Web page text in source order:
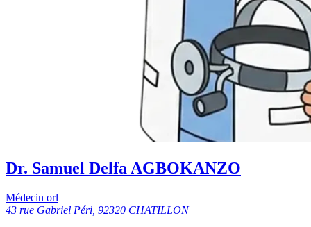
Dr. Samuel Delfa AGBOKANZO
Médecin orl
43 rue Gabriel Péri, 92320 CHATILLON